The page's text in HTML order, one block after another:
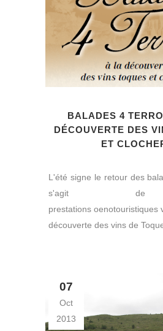
BALADES 4
DÉCOUVERTE DES
ET
L'été signe le retour des
s'agit
prestations oenotouristiques
découverte des vins de
07
Oct
2013